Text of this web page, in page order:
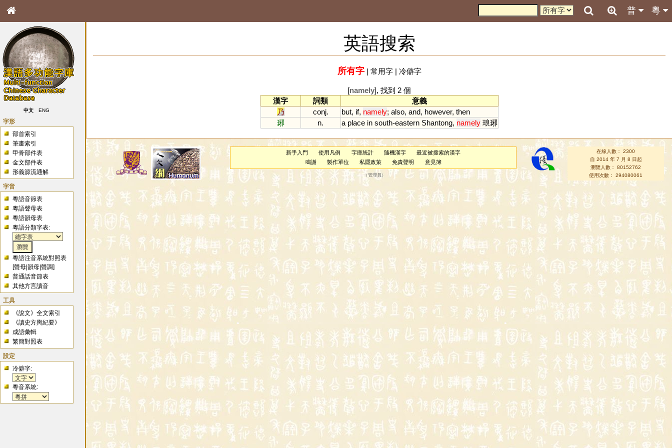
粵
普
中文 ENG
字形
部首索引
筆畫索引
甲骨部件表
金文部件表
形義源流通解
字音
粵語音節表
粵語聲母表
粵語韻母表
粵語分類字表:
粵語注音系統對照表
[聲母 |韻母 |聲調]
普通話音節表
其他方言讀音
工具
《說文》全文索引
《讀史方輿紀要》
成語彙輯
繁簡對照表
設定
冷僻字:
粵音系統:
英語搜索
所有字| 常用字| 冷僻字
[namely], 找到 2 個
漢字
詞類
意義
乃
conj. but, if, namely; also, and, however, then
琊
n. a place in south-eastern Shantong, namely琅琊
新手入門 使用凡例 字庫統計 隨機漢字
最近被搜索的漢字
鳴謝
製作單位 私隱政策 免責聲明 意見簿
（管理員 ）
在線人數： 2300
自 2014 年 7 月 8 日起
瀏覽人數： 80152762
使用次數： 294080061